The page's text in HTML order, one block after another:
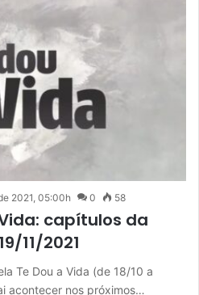
2021, 05:00h 0 58
capítulos da
11/2021
Te Dou a Vida (de 18/10 a
acontecer nos próximos…